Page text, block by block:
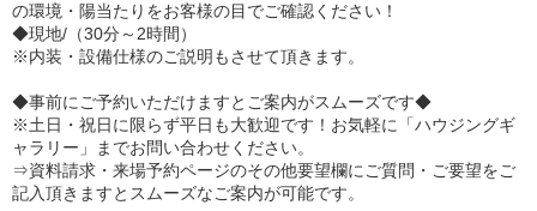
の環境・陽当たりをお客様の目でご確認ください！
◆現地/（30分～2時間）
※内装・設備仕様のご説明もさせて頂きます。
◆事前にご予約いただけますとご案内がスムーズです◆
※土日・祝日に限らず平日も大歓迎です！お気軽に「ハウジングギ
ャラリー」までお問い合わせください。
⇒資料請求・来場予約ページのその他要望欄にご質問・ご要望をご
記入頂きますとスムーズなご案内が可能です。